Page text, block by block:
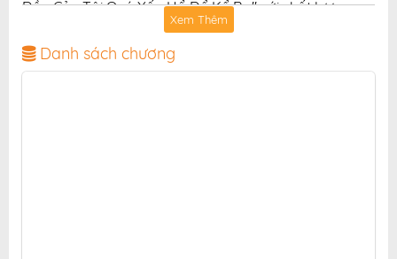
Đầu Của Tôi Quá Xấu Hổ Để Kể Ra" với chất lượng
hình ảnh sắc nét, bản dịch chuẩn và giao diện thân
thiện, mang đến trải nghiệm đọc truyện hấp dẫn, tiện
lợi, hoàn toàn miễn phí cho độc giả yêu thích truyện
Xem Thêm
Danh sách chương